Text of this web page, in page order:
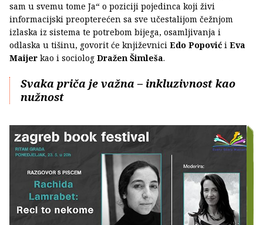
sam u svemu tome Ja“ o poziciji pojedinca koji živi
informacijski preopterećen sa sve učestalijom čežnjom
izlaska iz sistema te potrebom bijega, osamljivanja i
odlaska u tišinu, govorit će književnici Edo Popović i Eva
Maijer kao i sociolog Dražen Šimleša.
Svaka priča je važna – inkluzivnost kao
nužnost